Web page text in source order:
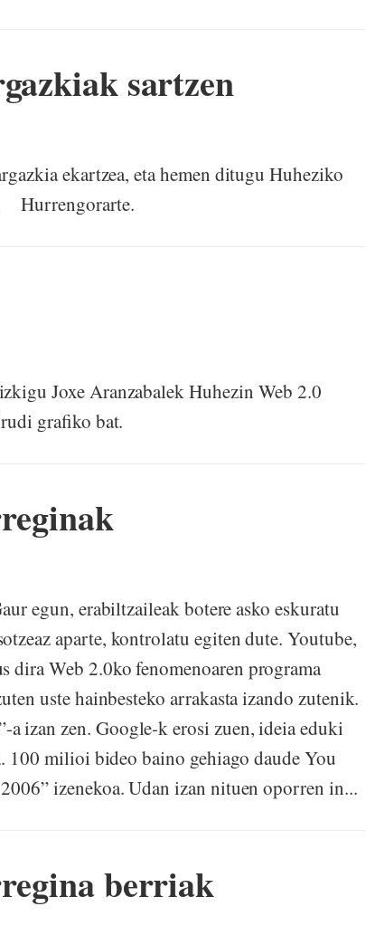
sartzen
ekartzea, eta hemen ditugu Huheziko
Hurrengorarte.
Joxe Aranzabalek Huhezin Web 2.0
grafiko bat.
egun, erabiltzaileak botere asko eskuratu
aparte, kontrolatu egiten dute. Youtube,
Web 2.0ko fenomenoaren programa
uste hainbesteko arrakasta izando zutenik.
izan zen. Google-k erosi zuen, ideia eduki
100 milioi bideo baino gehiago daude You
izenekoa. Udan izan nituen oporren in...
berriak